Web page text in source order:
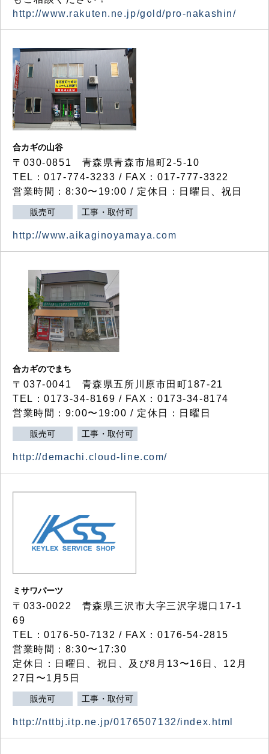
http://www.rakuten.ne.jp/gold/pro-nakashin/
合カギの山谷
〒030-0851 青森県青森市旭町2-5-10
TEL：017-774-3233 / FAX：017-777-3322
営業時間：8:30〜19:00 / 定休日：日曜日、祝日
販売可 工事・取付可
http://www.aikaginoyamaya.com
合カギのでまち
〒037-0041 青森県五所川原市田町187-21
TEL：0173-34-8169 / FAX：0173-34-8174
営業時間：9:00〜19:00 / 定休日：日曜日
販売可 工事・取付可
http://demachi.cloud-line.com/
ミサワパーツ
〒033-0022 青森県三沢市大字三沢字堀口17-1
69
TEL：0176-50-7132 / FAX：0176-54-2815
営業時間：8:30〜17:30
定休日：日曜日、祝日、及び8月13〜16日、12月
27日〜1月5日
販売可 工事・取付可
http://nttbj.itp.ne.jp/0176507132/index.html